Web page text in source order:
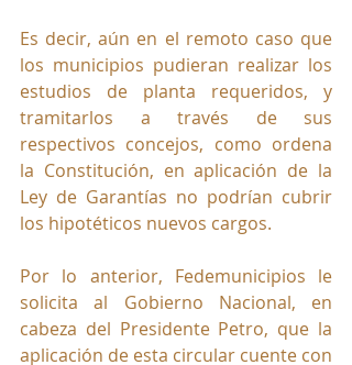
Es decir, aún en el remoto caso que
los municipios pudieran realizar los
estudios de planta requeridos, y
tramitarlos a través de sus
respectivos concejos, como ordena
la Constitución, en aplicación de la
Ley de Garantías no podrían cubrir
los hipotéticos nuevos cargos.
Por lo anterior, Fedemunicipios le
solicita al Gobierno Nacional, en
cabeza del Presidente Petro, que la
aplicación de esta circular cuente con